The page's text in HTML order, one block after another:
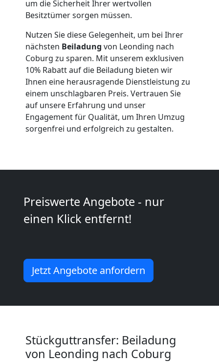
um die Sicherheit Ihrer wertvollen
Besitztümer sorgen müssen.
Nutzen Sie diese Gelegenheit, um bei Ihrer
nächsten Beiladung von Leonding nach
Coburg zu sparen. Mit unserem exklusiven
10% Rabatt auf die Beiladung bieten wir
Ihnen eine herausragende Dienstleistung zu
einem unschlagbaren Preis. Vertrauen Sie
auf unsere Erfahrung und unser
Engagement für Qualität, um Ihren Umzug
sorgenfrei und erfolgreich zu gestalten.
Preiswerte Angebote - nur
einen Klick entfernt!
Jetzt Angebote anfordern
Stückguttransfer: Beiladung
von Leonding nach Coburg
Umzüge
Leonding
Vereinsumzug
Leonding
Anfrage
Möbeltransport
National
Möbeltransport
International
Beiladung
Beiladung